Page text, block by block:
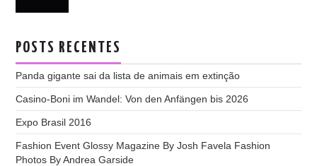
POSTS RECENTES
Panda gigante sai da lista de animais em extinção
Casino-Boni im Wandel: Von den Anfängen bis 2026
Expo Brasil 2016
Fashion Event Glossy Magazine By Josh Favela Fashion
Photos By Andrea Garside